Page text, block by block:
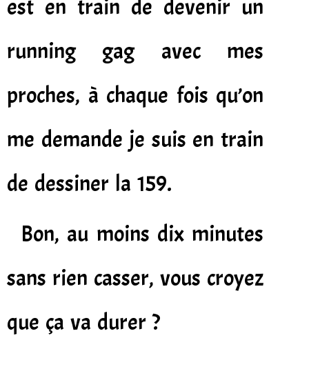
est en train de devenir un
running gag avec mes
proches, à chaque fois qu’on
me demande je suis en train
de dessiner la 159.
Bon, au moins dix minutes
sans rien casser, vous croyez
que ça va durer ?